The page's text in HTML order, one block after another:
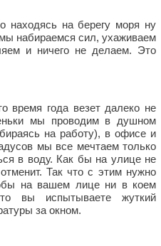
на берегу моря ну
набираемся сил, ухаживаем
и ничего не делаем. Это
время года везет далеко не
мы проводим в душном
на работу), в офисе и
мы все мечтаем только
в воду. Как бы на улице не
Так что с этим нужно
на вашем лице ни в коем
вы испытываете жуткий
за окном.